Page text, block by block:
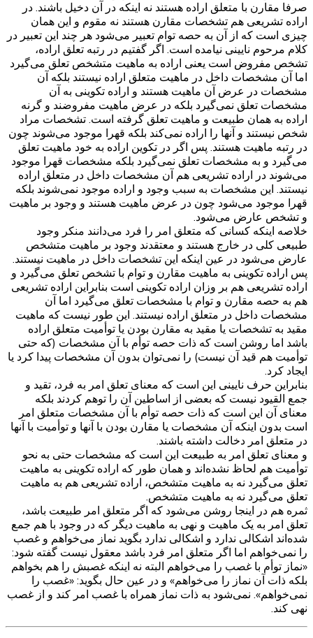
صرفا مقارن با متعلق اراده هستند نه اینکه در آن دخیل باشند. در
اراده تشریعی هم تشخصات مقارن هستند نه مقوم و این همان
چیزی است که از آن به حصه توام تعبیر می‌شود هر چند این تعبیر در
کلام مرحوم نایینی نیامده است. اگر گفتیم در رتبه تعلق اراده،
تشخص مفروض است یعنی اراده به ماهیت متشخص تعلق می‌گیرد
اما آن مشخصات داخل در ماهیت متعلق اراده نیستند بلکه آن
مشخصات در عرض آن ماهیت هستند و اراده تکوینی به آن
مشخصات تعلق نمی‌گیرد بلکه در عرض ماهیت مفروضند و گرنه
اراده به همان طبیعت و ماهیت تعلق گرفته است. تشخصات مراد
شخص نیستند و آنها را اراده نمی‌کند بلکه قهرا موجود می‌شوند چون
در رتبه ماهیت هستند. پس اگر در تکوین اراده به خود ماهیت تعلق
می‌گیرد و به مشخصات تعلق نمی‌گیرد بلکه مشخصات قهرا موجود
می‌شوند در اراده تشریعی هم آن مشخصات داخل در متعلق اراده
نیستند. این مشخصات به سبب وجود و اراده موجود نمی‌شوند بلکه
قهرا موجود می‌شود چون در عرض ماهیت هستند و وجود بر ماهیت
و تشخص عارض می‌شود.
خلاصه اینکه کسانی که متعلق امر را فرد می‌دانند منکر وجود
طبیعی کلی در خارج هستند و معتقدند وجود بر ماهیت متشخص
عارض می‌شود در عین اینکه این تشخصات داخل در ماهیت نیستند.
پس اراده تکوینی به ماهیت مقارن و توام با تشخص تعلق می‌گیرد و
اراده تشریعی هم بر وزان اراده تکوینی است بنابراین اراده تشریعی
هم به حصه مقارن و توام با مشخصات تعلق می‌گیرد اما آن
مشخصات داخل در متعلق اراده نیستند. این طور نیست که ماهیت
مقید به تشخصات یا مقید به مقارن بودن یا توأمیت متعلق اراده
باشد اما روشن است که ذات حصه توأم با آن مشخصات (که حتی
توأمیت هم قید آن نیست) را نمی‌توان بدون آن مشخصات پیدا کرد یا
ایجاد کرد.
بنابراین حرف نایینی این است که معنای تعلق امر به فرد، تقید و
جمع القیود نیست که بعضی از اساطین آن را توهم کردند بلکه
معنای آن این است که ذات حصه توأم با آن مشخصات متعلق امر
است بدون اینکه آن مشخصات یا مقارن بودن با آنها و توأمیت با آنها
در متعلق امر دخالت داشته باشند.
و معنای تعلق امر به طبیعت این است که مشخصات حتی به نحو
توأمیت هم لحاظ نشده‌اند و همان طور که اراده تکوینی به ماهیت
تعلق می‌گیرد نه به ماهیت متشخص، اراده تشریعی هم به ماهیت
تعلق می‌گیرد نه به ماهیت متشخص.
ثمره هم در اینجا روشن می‌شود که اگر متعلق امر طبیعت باشد،
تعلق امر به یک ماهیت و نهی به ماهیت دیگر که در وجود با هم جمع
شده‌اند اشکالی ندارد و اشکالی ندارد بگوید نماز می‌خواهم و غصب
را نمی‌خواهم اما اگر متعلق امر فرد باشد معقول نیست گفته شود:
«نماز توأم با غصب را می‌خواهم البته نه اینکه غصبش را هم بخواهم
بلکه ذات آن نماز را می‌خواهم» و در عین حال بگوید: «غصب را
نمی‌خواهم». نمی‌شود به ذات نماز همراه با غصب امر کند و از غصب
نهی کند.